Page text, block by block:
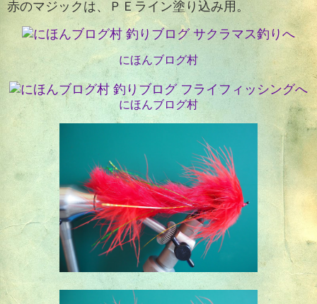
赤のマジックは、ＰＥライン塗り込み用。
にほんブログ村
にほんブログ村